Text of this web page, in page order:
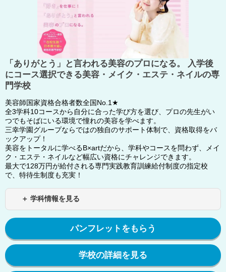
「ありがとう」と言われる美容のプロになる。 入学後
にコース選択できる美容・メイク・エステ・ネイルの専
門学校
美容師国家資格合格者数全国No.1★
全3学科10コースから自分に合った学び方を選び、プロの先生がい
つでもそばにいる環境で憧れの美容を学べます。
三幸学園グループならではの独自のサポート体制で、資格取得をバ
ックアップ！
美容をトータルに学べるB×artだから、学科やコースを問わず、メイ
ク・エステ・ネイルなど幅広い資格にチャレンジできます。
最大で128万円が給付される専門実践教育訓練給付制度の指定校
で、特待生制度も充実！
＋ 学科情報を見る
パンフレットをもらう
学校の詳細を見る